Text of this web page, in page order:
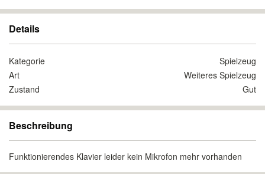
Details
Kategorie
Spielzeug
Art
Weiteres Spielzeug
Zustand
Gut
Beschreibung
Funktionierendes Klavier leider kein Mikrofon mehr vorhanden